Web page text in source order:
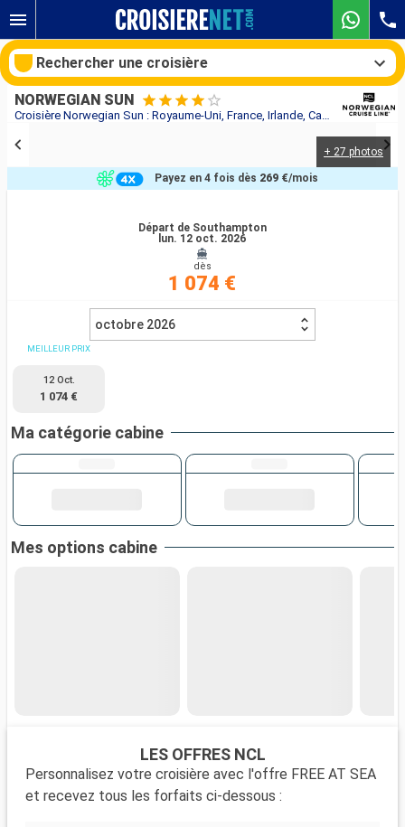
Croisière Norwegian Sun : Royaume-Uni, France, Irlande, Canada, États-Unis au départ de Southampton
NORWEGIAN SUN
+ 27 photos
Départ de Southampton
lun. 12 oct. 2026
dès
1 074 €
Payez en 4 fois dès 269 €/mois
octobre 2026
MEILLEUR PRIX
12 Oct.
1 074 €
Ma catégorie cabine
Mes options cabine
LES OFFRES NCL
Personnalisez votre croisière avec l'offre FREE AT SEA
et recevez tous les forfaits ci-dessous :
Rechercher une croisière
Compagnies
Rechercher